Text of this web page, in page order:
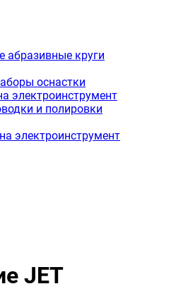
круги
оснастки
электроинструмент
и полировки
электроинструмент
JET